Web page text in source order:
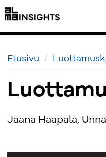
Etusivu
Jaana Haapala,